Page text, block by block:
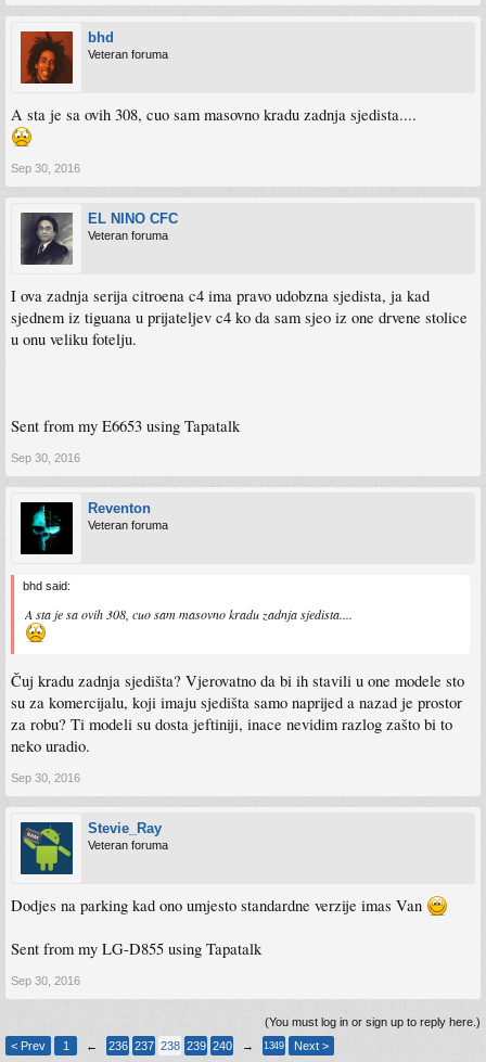
bhd
Veteran foruma
A sta je sa ovih 308, cuo sam masovno kradu zadnja sjedista....
Sep 30, 2016
EL NINO CFC
Veteran foruma
I ova zadnja serija citroena c4 ima pravo udobzna sjedista, ja kad
sjednem iz tiguana u prijateljev c4 ko da sam sjeo iz one drvene stolice
u onu veliku fotelju.
Sent from my E6653 using Tapatalk
Sep 30, 2016
Reventon
Veteran foruma
bhd said:
A sta je sa ovih 308, cuo sam masovno kradu zadnja sjedista....
Čuj kradu zadnja sjedišta? Vjerovatno da bi ih stavili u one modele sto
su za komercijalu, koji imaju sjedišta samo naprijed a nazad je prostor
za robu? Ti modeli su dosta jeftiniji, inace nevidim razlog zašto bi to
neko uradio.
Sep 30, 2016
Stevie_Ray
Veteran foruma
Dodjes na parking kad ono umjesto standardne verzije imas Van
Sent from my LG-D855 using Tapatalk
Sep 30, 2016
(You must log in or sign up to reply here.)
< Prev
1 ← 236 237 238 239 240 → 1349 Next >